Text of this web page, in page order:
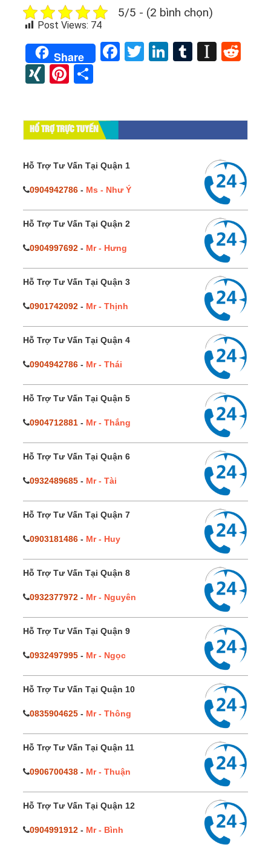
5/5 - (2 bình chọn)
Post Views: 74
Share Facebook
TwitterLinkedIn
Tumblr
XINGPinterest
HỔ TRỢ TRỰC TUYẾN
Hỗ Trợ Tư Vấn Tại Quận 1
0904942786 - Ms - Như Ý
Hỗ Trợ Tư Vấn Tại Quận 2
0904997692 - Mr - Hưng
Hỗ Trợ Tư Vấn Tại Quận 3
0901742092 - Mr - Thịnh
Hỗ Trợ Tư Vấn Tại Quận 4
0904942786 - Mr - Thái
Hỗ Trợ Tư Vấn Tại Quận 5
0904712881 - Mr - Thắng
Hỗ Trợ Tư Vấn Tại Quận 6
0932489685 - Mr - Tài
Hỗ Trợ Tư Vấn Tại Quận 7
0903181486 - Mr - Huy
Hỗ Trợ Tư Vấn Tại Quận 8
0932377972 - Mr - Nguyên
Hỗ Trợ Tư Vấn Tại Quận 9
0932497995 - Mr - Ngọc
Hỗ Trợ Tư Vấn Tại Quận 10
0835904625 - Mr - Thông
Hỗ Trợ Tư Vấn Tại Quận 11
0906700438 - Mr - Thuận
Hỗ Trợ Tư Vấn Tại Quận 12
0904991912 - Mr - Bình